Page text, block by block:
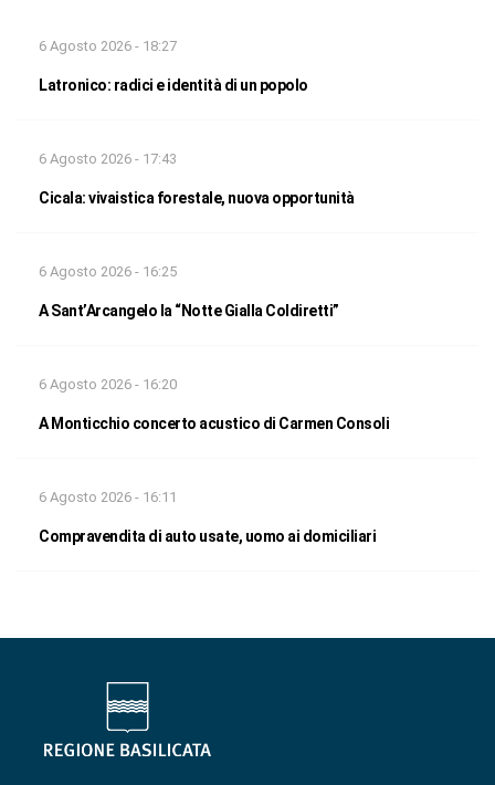
6 Agosto 2026 - 18:27
Latronico: radici e identità di un popolo
6 Agosto 2026 - 17:43
Cicala: vivaistica forestale, nuova opportunità
6 Agosto 2026 - 16:25
A Sant’Arcangelo la “Notte Gialla Coldiretti”
6 Agosto 2026 - 16:20
A Monticchio concerto acustico di Carmen Consoli
6 Agosto 2026 - 16:11
Compravendita di auto usate, uomo ai domiciliari